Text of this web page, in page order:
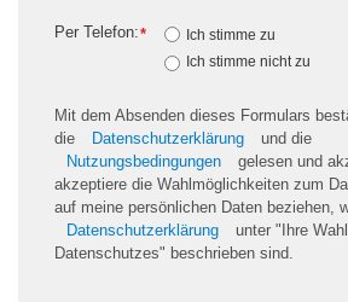
*
Per Telefon:
Ich stimme zu
Ich stimme nicht zu
Mit dem Absenden dieses Formulars
die
Datenschutzerklärung
und die
Nutzungsbedingungen
gelesen und
akzeptiere die Wahlmöglichkeiten zum
auf meine persönlichen Daten beziehen,
Datenschutzerklärung
unter "Ihre
Datenschutzes" beschrieben sind.